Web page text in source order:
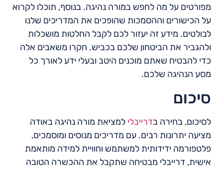
מפורטים על מה לחפש במורה נהיגה. בנוסף, תוכלו לקרוא
על הכישורים וההסמכות שהופכים את המדריכים שלנו
לבולטים. מידע זה יעזור לכם לקבל החלטות מושכלות
ולהגביר את הביטחון שלכם בכביש. חקרו משאבים אלה
כדי להבטיח שאתם מוכנים היטב ובעלי ידע לאורך כל
מסע הנהיגה שלכם.
סיכום
לסיכום, בחירה בדרייבלי למציאת מורה נהיגה באודה
מציעה יתרונות רבים. עם מדריכים מנוסים ומוסמכים,
פלטפורמה ידידותית למשתמש וחוויית למידה מותאמת
אישית, דרייבלי מבטיחה שתקבל את ההכשרה הטובה